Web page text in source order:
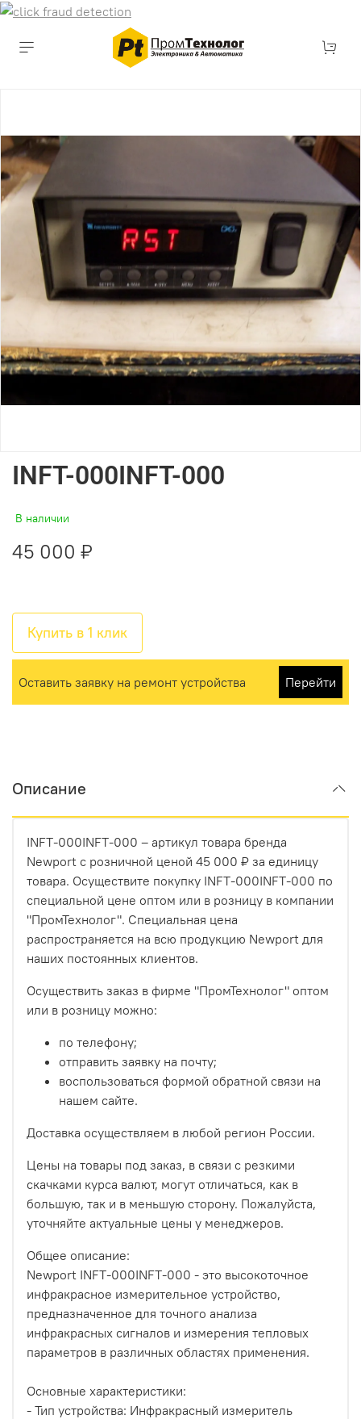
INFT-000INFT-000
В наличии
45 000 ₽
Купить в 1 клик
Оставить заявку на ремонт устройства Перейти
Описание
INFT-000INFT-000 – артикул товара бренда
Newport с розничной ценой 45 000 ₽ за единицу
товара. Осуществите покупку INFT-000INFT-000 по
специальной цене оптом или в розницу в компании
"ПромТехнолог". Специальная цена
распространяется на всю продукцию Newport для
наших постоянных клиентов.
Осуществить заказ в фирме "ПромТехнолог" оптом
или в розницу можно:
по телефону;
отправить заявку на почту;
воспользоваться формой обратной связи на
нашем сайте.
Доставка осуществляем в любой регион России.
Цены на товары под заказ, в связи с резкими
скачками курса валют, могут отличаться, как в
большую, так и в меньшую сторону. Пожалуйста,
уточняйте актуальные цены у менеджеров.
Общее описание:
Newport INFT-000INFT-000 - это высокоточное
инфракрасное измерительное устройство,
предназначенное для точного анализа
инфракрасных сигналов и измерения тепловых
параметров в различных областях применения.
Основные характеристики:
- Тип устройства: Инфракрасный измеритель